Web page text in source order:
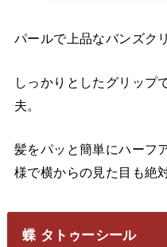
パールで上品なバンズク
しっかりとしたグリップ
夫。
髪をパッと簡単にハーフ
様で横からの見た目も絶
蝶 タトゥーシール